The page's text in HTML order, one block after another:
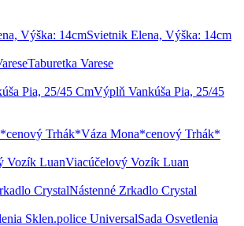
Svietnik Elena, Výška: 14cm
Taburetka Varese
Výplň Vankúša Pia, 25/45
Váza Mona*cenový Trhák*
Viacúčelový Vozík Luan
Nástenné Zrkadlo Crystal
Sada Osvetlenia